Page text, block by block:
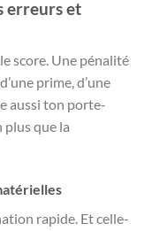
erreurs et
score. Une pénalité
prime, d’une
aussi ton porte-
plus que la
rapide. Et celle-